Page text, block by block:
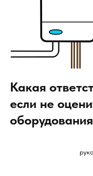
Какая
если не
оборудования